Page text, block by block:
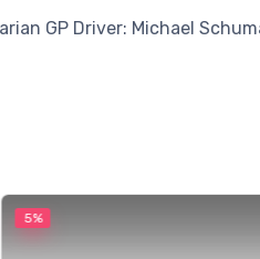
GP Driver: Michael
5%